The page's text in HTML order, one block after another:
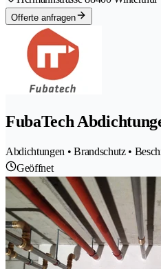
Offerte anfragen
FubaTech
Abdichtungen • Brandschutz •
Geöffnet